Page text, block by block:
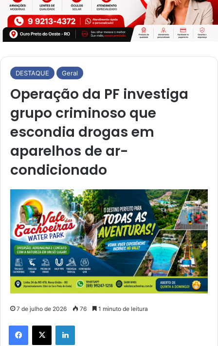
DESTAQUE Geral
Operação da PF investiga
grupo criminoso que
escondia drogas em
aparelhos de ar-
condicionado
7 de julho de 2026 76 1 minuto de leitura
Facebook
X Linkedin